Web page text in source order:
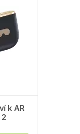
k AR